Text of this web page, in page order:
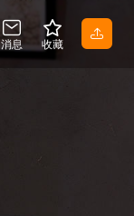
消息 收藏